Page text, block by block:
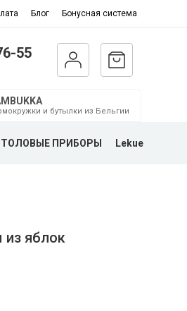
Блог Бонусная система
55
и бутылки из Бельгии
ПРИБОРЫ Lekue
яблок